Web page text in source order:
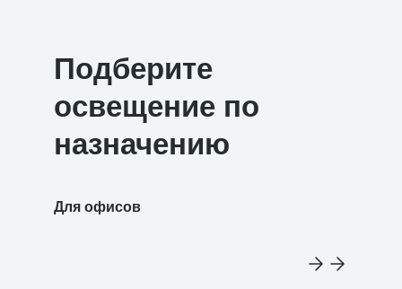
Подберите
освещение по
назначению
Для офисов